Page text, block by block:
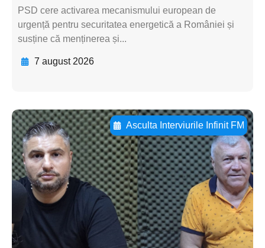
PSD cere activarea mecanismului european de
urgență pentru securitatea energetică a României și
susține că menținerea și...
7 august 2026
Asculta Interviurile Infinit FM
Adaugă aici textul pentru
subtitluAdaugă aici
textul pentru
subtitluAdaugă aici
textul pentru
subtitluAdaugă aici